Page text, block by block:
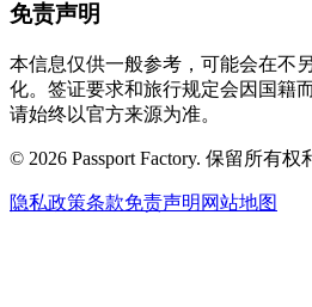
免责声明
本信息仅供一般参考，可能会在不
化。签证要求和旅行规定会因国籍
请始终以官方来源为准。
© 2026 Passport Factory. 保留所有权
隐私政策条款免责声明 网站地图